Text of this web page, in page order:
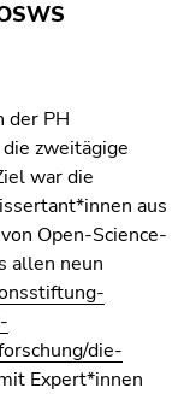
der PH
zweitägige
war die
aus
Open-Science-
allen neun
die-
Expert*innen